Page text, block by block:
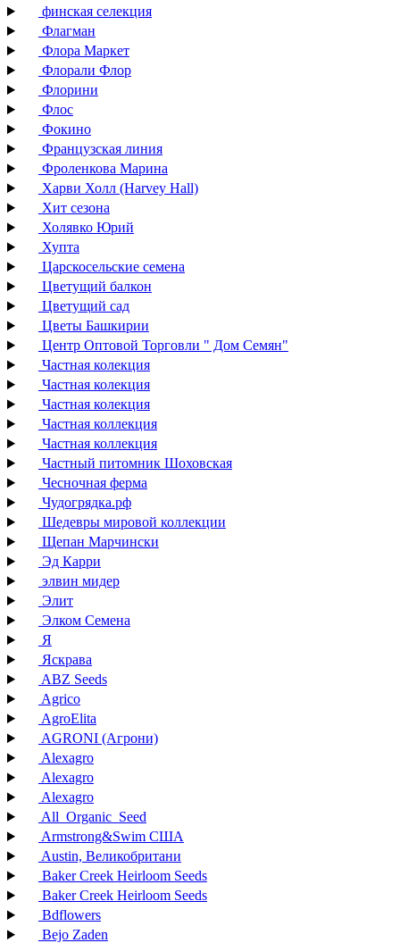
финская селекция
Флагман
Флора Маркет
Флорали Флор
Флорини
Флос
Фокино
Французская линия
Фроленкова Марина
Харви Холл (Harvey Hall)
Хит сезона
Холявко Юрий
Хупта
Царскосельские семена
Цветущий балкон
Цветущий сад
Цветы Башкирии
Центр Оптовой Торговли " Дом Семян"
Частная колекция
Частная колекция
Частная колекция
Частная коллекция
Частная коллекция
Частный питомник Шоховская
Чесночная ферма
Чудогрядка.рф
Шедевры мировой коллекции
Щепан Марчински
Эд Карри
элвин мидер
Элит
Элком Семена
Я
Яскрава
ABZ Seeds
Agrico
AgroElita
AGRONI (Агрони)
Alexagro
Alexagro
Alexagro
All_Organic_Seed
Armstrong&Swim США
Austin, Великобритани
Baker Creek Heirloom Seeds
Baker Creek Heirloom Seeds
Bdflowers
Bejo Zaden